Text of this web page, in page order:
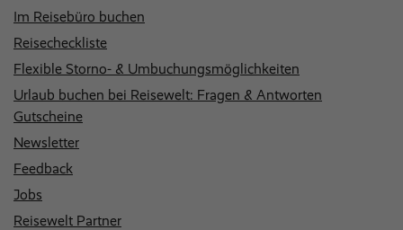
Im Reisebüro buchen
Reisecheckliste
Flexible Storno- & Umbuchungsmöglichkeiten
Urlaub buchen bei Reisewelt: Fragen & Antworten
Gutscheine
Newsletter
Feedback
Jobs
Reisewelt Partner